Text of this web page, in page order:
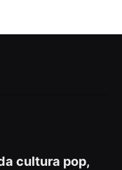
cultura pop,